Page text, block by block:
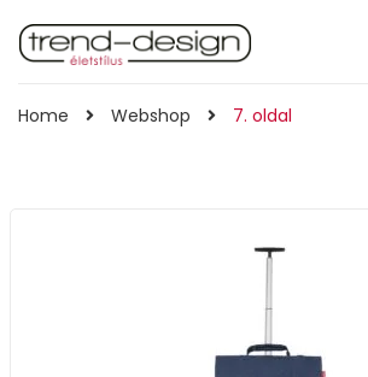
Home Webshop 7. oldal